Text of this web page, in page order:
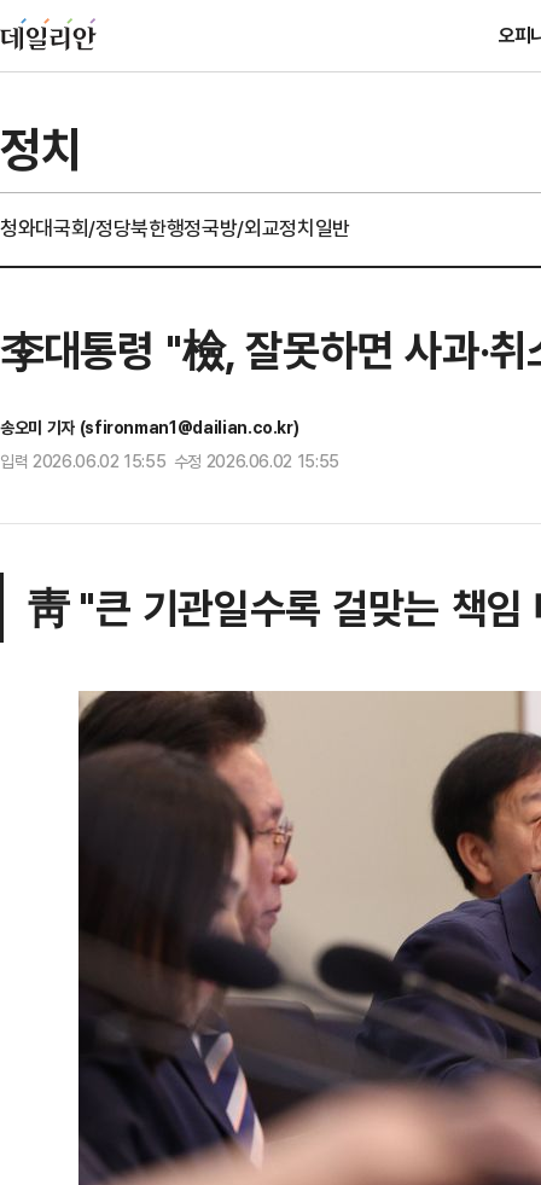
오피
정치
청와대국회/정당북한행정국방/외교정치일반
李대통령 "檢, 잘못하면 사과·
송오미 기자 (sfironman1@dailian.co.kr)
입력 2026.06.02 15:55 수정 2026.06.02 15:55
靑 "큰 기관일수록 걸맞는 책임